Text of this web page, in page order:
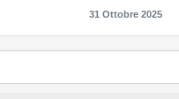
31 Ottobre 2025